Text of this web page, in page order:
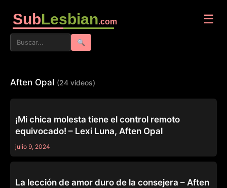
SubLesbian.com ☰
🔍
Aften Opal (24 videos)
¡Mi chica molesta tiene el control remoto
equivocado! – Lexi Luna, Aften Opal
julio 9, 2024
La lección de amor duro de la consejera – Aften